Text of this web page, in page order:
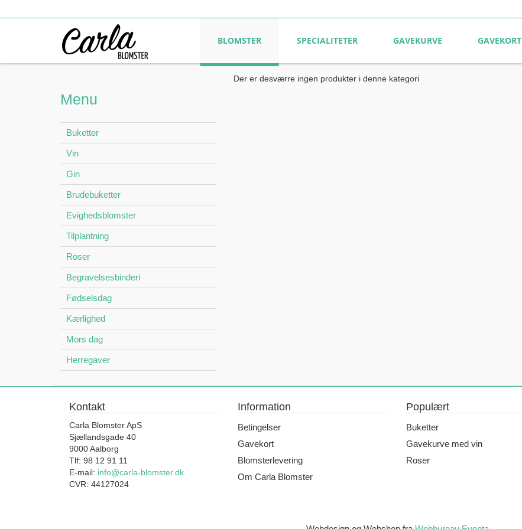
BLOMSTER SPECIALITETER GAVEKURVE GAVEKORT
Menu
Buketter
Vin
Gin
Brudebuketter
Evighedsblomster
Tilplantning
Roser
Begravelsesbinderi
Fødselsdag
Kærlighed
Mors dag
Herregaver
Der er desværre ingen produkter i denne kategori
Kontakt
Carla Blomster ApS
Sjællandsgade 40
9000 Aalborg
Tlf: 98 12 91 11
E-mail: info@carla-blomster.dk
CVR: 44127024
Information
Betingelser
Gavekort
Blomsterlevering
Om Carla Blomster
Populært
Buketter
Gavekurve med vin
Roser